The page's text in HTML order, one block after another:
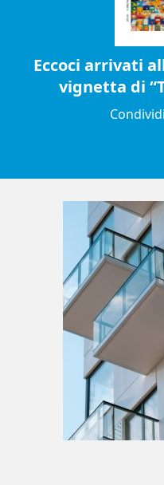
Eccoci arrivati
vignetta di